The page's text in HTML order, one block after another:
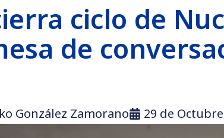
ciclo de
de
González Zamorano 29 de